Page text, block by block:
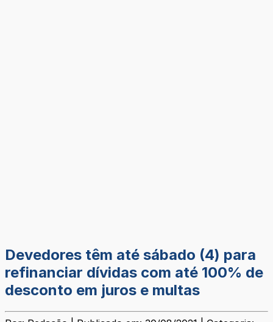
Devedores têm até sábado (4) para
refinanciar dívidas com até 100% de
desconto em juros e multas